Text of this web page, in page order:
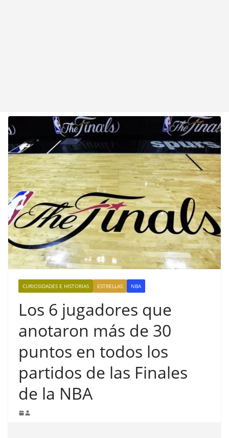
CURIOSIDADES E HISTORIAS ESTRELLAS NBA
Los 6 jugadores que
anotaron más de 30
puntos en todos los
partidos de las Finales
de la NBA